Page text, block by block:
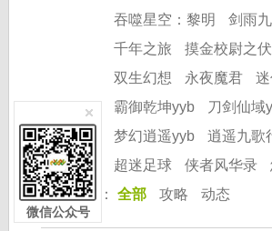
微信公众号
吞噬星空：黎明
剑雨
千年之旅
摸金校尉之
双生幻想
永夜魔君
霸御乾坤yyb
刀剑仙域
梦幻逍遥yyb
逍遥九歌
超迷足球
侠者风华录
按 分 类：
全部 攻略 动态